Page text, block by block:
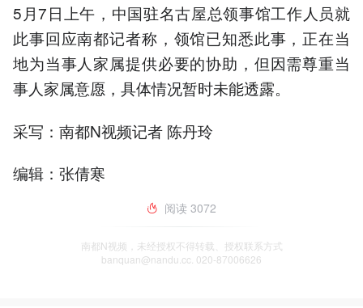
5月7日上午，中国驻名古屋总领事馆工作人员就
此事回应南都记者称，领馆已知悉此事，正在当
地为当事人家属提供必要的协助，但因需尊重当
事人家属意愿，具体情况暂时未能透露。
采写：南都N视频记者 陈丹玲
编辑：张倩寒
阅读 3072
南都N视频，未经授权不得转载、授权联系方式
banquan@nandu.cc. 020-87006626